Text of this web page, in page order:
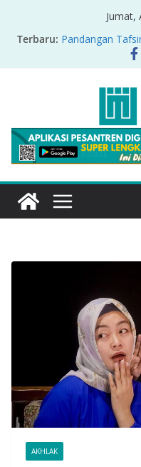
Jumat,
Terbaru: Pandangan
Nikel di Raja
PRODUK
Sirah Nabawiyah
Oversharing dan
Ayat Bicara Soal
Menyikapi
Cerminan
AKHLAK